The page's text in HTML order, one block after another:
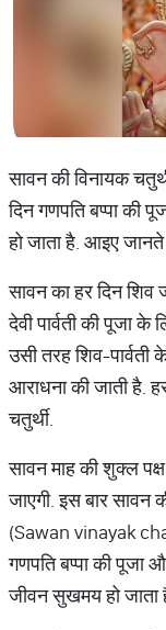
सावन की विनायक
दिन गणपति बप्पा की
हो जाता है. आइए
सावन का हर दिन शिव
देवी पार्वती की पूजा के
उसी तरह शिव-पार्वती
आराधना की जाती है.
चतुर्थी.
सावन माह की शुक्ल पक्ष
जाएगी. इस बार सावन
(Sawan vinayak
गणपति बप्पा की पूजा
जीवन सुखमय हो